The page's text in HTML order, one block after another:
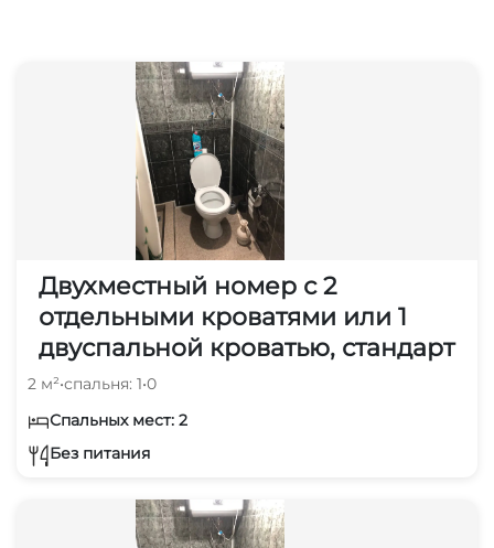
Двухместный номер с 2
отдельными кроватями или 1
двуспальной кроватью, стандарт
2 м²•спальня: 1•0
Спальных мест: 2
Без питания